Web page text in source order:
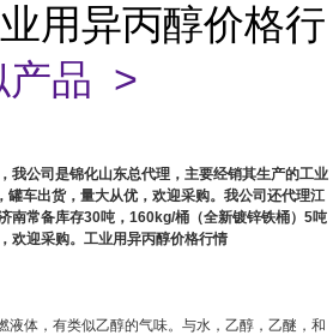
用异丙醇价格行
产品 >
我公司是锦化山东总代理，主要经销其生产的工业
罐车出货，量大从优，欢迎采购。我公司还代理江
南常备库存30吨，160kg/桶（全新镀锌铁桶）5吨
欢迎采购。工业用异丙醇价格行情
液体，有类似乙醇的气味。与水，乙醇，乙醚，和